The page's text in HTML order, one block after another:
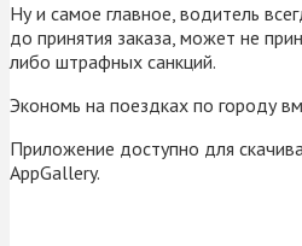
Ну и самое главное, водитель
до принятия заказа, может не
либо штрафных санкций.
Экономь на поездках по городу
Приложение доступно для
AppGallery.